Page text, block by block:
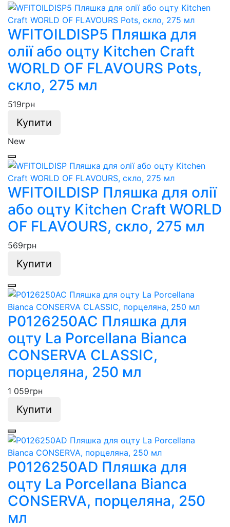
WFITOILDISP5 Пляшка для
олії або оцту Kitchen Craft
WORLD OF FLAVOURS Pots,
скло, 275 мл
519грн
Купити
New
WFITOILDISP Пляшка для олії
або оцту Kitchen Craft WORLD
OF FLAVOURS, скло, 275 мл
569грн
Купити
P0126250AC Пляшка для
оцту La Porcellana Bianca
CONSERVA CLASSIC,
порцеляна, 250 мл
1 059грн
Купити
P0126250AD Пляшка для
оцту La Porcellana Bianca
CONSERVA, порцеляна, 250
мл